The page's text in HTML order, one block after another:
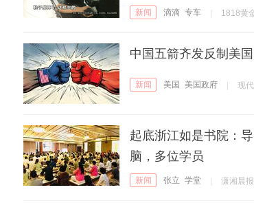
新闻 滴滴 专车 1818黄
中国五箭齐发反制美国
新闻 美国 美国政府 现
起底浙江如是书院：
脑，多位学员
新闻 张立 学堂 潇湘晨报